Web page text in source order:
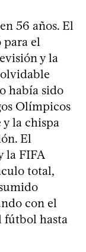
56 años. El
el
y la
había sido
Olímpicos
y la chispa
El
la FIFA
total,
con el
fútbol hasta